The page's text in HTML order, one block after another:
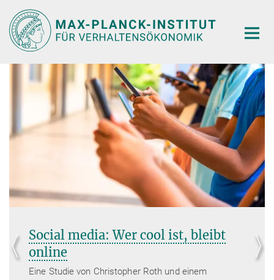
Hauptinhalt
Social media: Wer cool ist, bleibt
online
Eine Studie von Christopher Roth und einem